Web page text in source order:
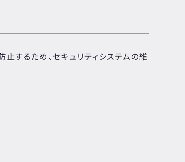
するため、セキュリティシステムの維